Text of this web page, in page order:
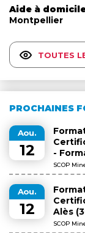
Aide à
Montpellier
TOUTES
PROCHAINES
Aou.
12
-
SCOP
Aou.
12
Alès
SCOP